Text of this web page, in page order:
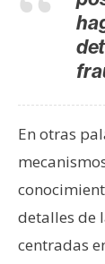
En otras
detalles de
centradas